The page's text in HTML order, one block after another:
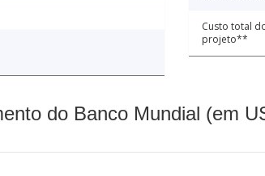
Custo total
projeto**
do Banco Mundial (em